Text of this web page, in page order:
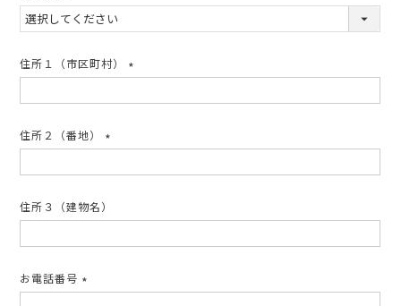
(必
須)
住所１（市区町村）
須)
住所２（番地）
須)
住所３（建物名）
お電話番号